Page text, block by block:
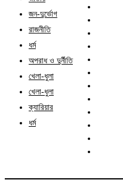
জন-দুর্ভোগ
রাজনীতি
ধর্ম
অপরাধ ও দুর্নীতি
খেলা-ধুলা
খেলা-ধুলা
ক্যারিয়ার
ধর্ম